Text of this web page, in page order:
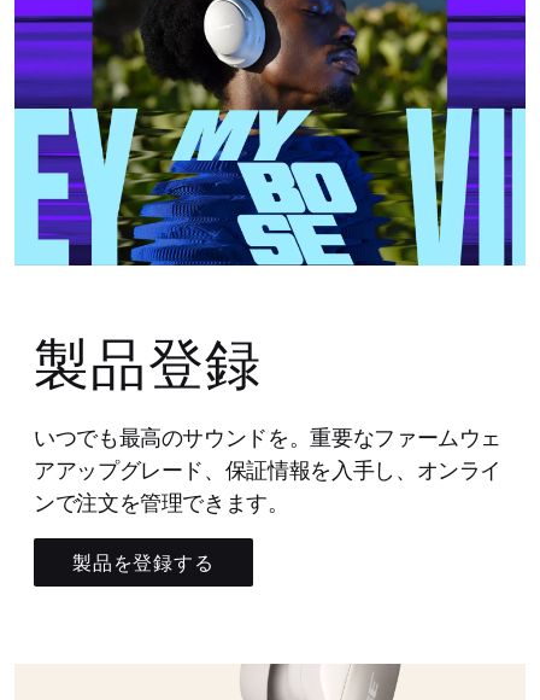
製品登録
いつでも最高のサウンドを。重要なファームウェ
アアップグレード、保証情報を入手し、オンライ
ンで注文を管理できます。
製品を登録する